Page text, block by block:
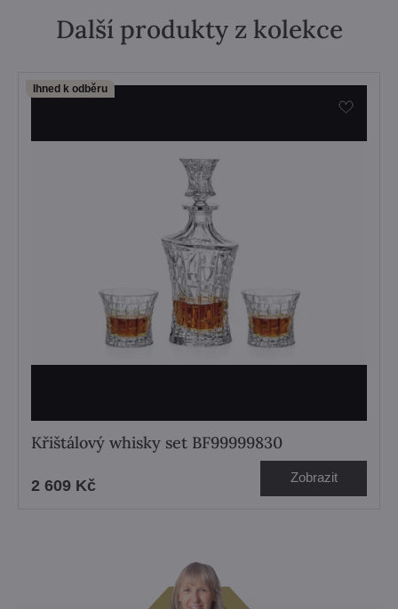
Další produkty z kolekce
Ihned k odběru
Křištálový whisky set BF99999830
2 609 Kč Zobrazit